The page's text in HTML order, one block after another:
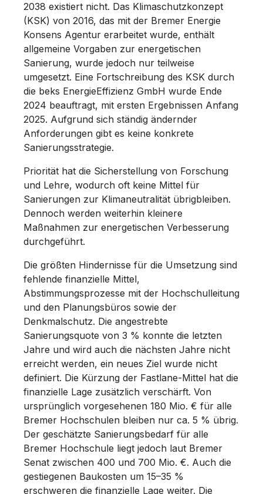
2038 existiert nicht. Das Klimaschutzkonzept
(KSK) von 2016, das mit der Bremer Energie
Konsens Agentur erarbeitet wurde, enthält
allgemeine Vorgaben zur energetischen
Sanierung, wurde jedoch nur teilweise
umgesetzt. Eine Fortschreibung des KSK durch
die beks EnergieEffizienz GmbH wurde Ende
2024 beauftragt, mit ersten Ergebnissen Anfang
2025. Aufgrund sich ständig ändernder
Anforderungen gibt es keine konkrete
Sanierungsstrategie.
Priorität hat die Sicherstellung von Forschung
und Lehre, wodurch oft keine Mittel für
Sanierungen zur Klimaneutralität übrigbleiben.
Dennoch werden weiterhin kleinere
Maßnahmen zur energetischen Verbesserung
durchgeführt.
Die größten Hindernisse für die Umsetzung sind
fehlende finanzielle Mittel,
Abstimmungsprozesse mit der Hochschulleitung
und den Planungsbüros sowie der
Denkmalschutz. Die angestrebte
Sanierungsquote von 3 % konnte die letzten
Jahre und wird auch die nächsten Jahre nicht
erreicht werden, ein neues Ziel wurde nicht
definiert. Die Kürzung der Fastlane-Mittel hat die
finanzielle Lage zusätzlich verschärft. Von
ursprünglich vorgesehenen 180 Mio. € für alle
Bremer Hochschulen bleiben nur ca. 5 % übrig.
Der geschätzte Sanierungsbedarf für alle
Bremer Hochschule liegt jedoch laut Bremer
Senat zwischen 400 und 700 Mio. €. Auch die
gestiegenen Baukosten um 15–35 %
erschweren die finanzielle Lage weiter. Die